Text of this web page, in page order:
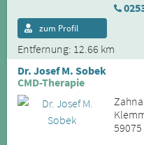
Entfernung: 12.66 km
zum Profil
Dr. Josef M. Sobek
CMD-Therapie